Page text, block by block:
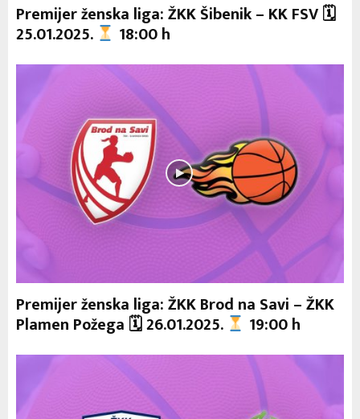
Premijer ženska liga: ŽKK Šibenik – KK FSV 🗓
25.01.2025. 18:00 h
Premijer ženska liga: ŽKK Brod na Savi – ŽKK
Plamen Požega 🗓 26.01.2025. 19:00 h